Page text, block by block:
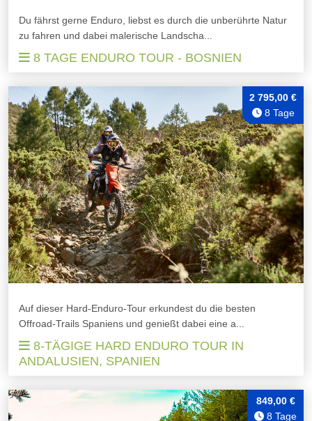
Du fährst gerne Enduro, liebst es durch die unberührte Natur
zu fahren und dabei malerische Landscha...
8 TAGE ENDURO TOUR - BOSNIEN
Auf dieser Hard-Enduro-Tour erkundest du die besten
Offroad-Trails Spaniens und genießt dabei eine a...
8-TÄGIGE HARD ENDURO TOUR IN
ANDALUSIEN, SPANIEN
2 795,00 €
8 Tage
849,00 €
8 Tage